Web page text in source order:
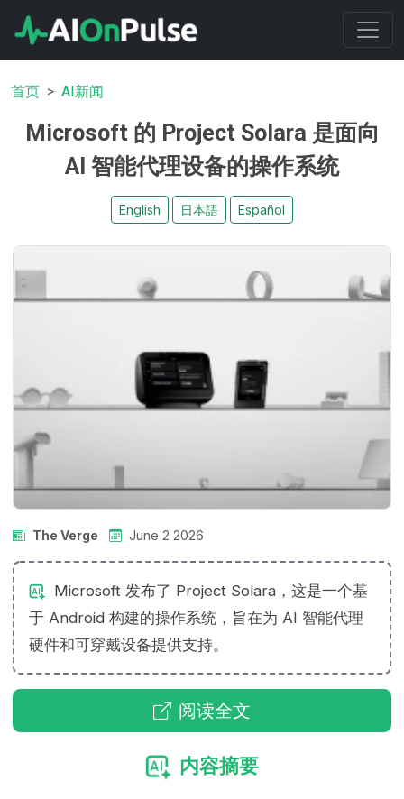
首页 AI新闻
Microsoft 的 Project Solara 是面向
AI 智能代理设备的操作系统
English 日本語 Español
The Verge June 2 2026
Microsoft 发布了 Project Solara，这是一个基
于 Android 构建的操作系统，旨在为 AI 智能代理
硬件和可穿戴设备提供支持。
阅读全文
内容摘要